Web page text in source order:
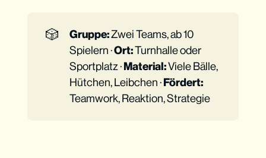
🎲 Gruppe:Zwei Teams, ab 10
Spielern ·Ort:Turnhalle oder
Sportplatz ·Material:Viele Bälle,
Hütchen, Leibchen ·Fördert:
Teamwork, Reaktion, Strategie